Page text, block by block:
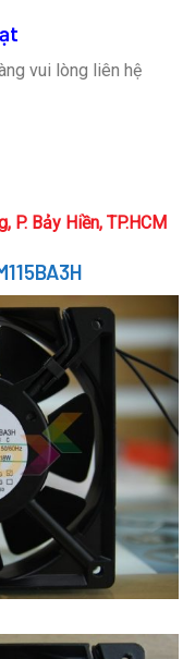
vui lòng liên hệ
P. Bảy Hiền, TP.HCM